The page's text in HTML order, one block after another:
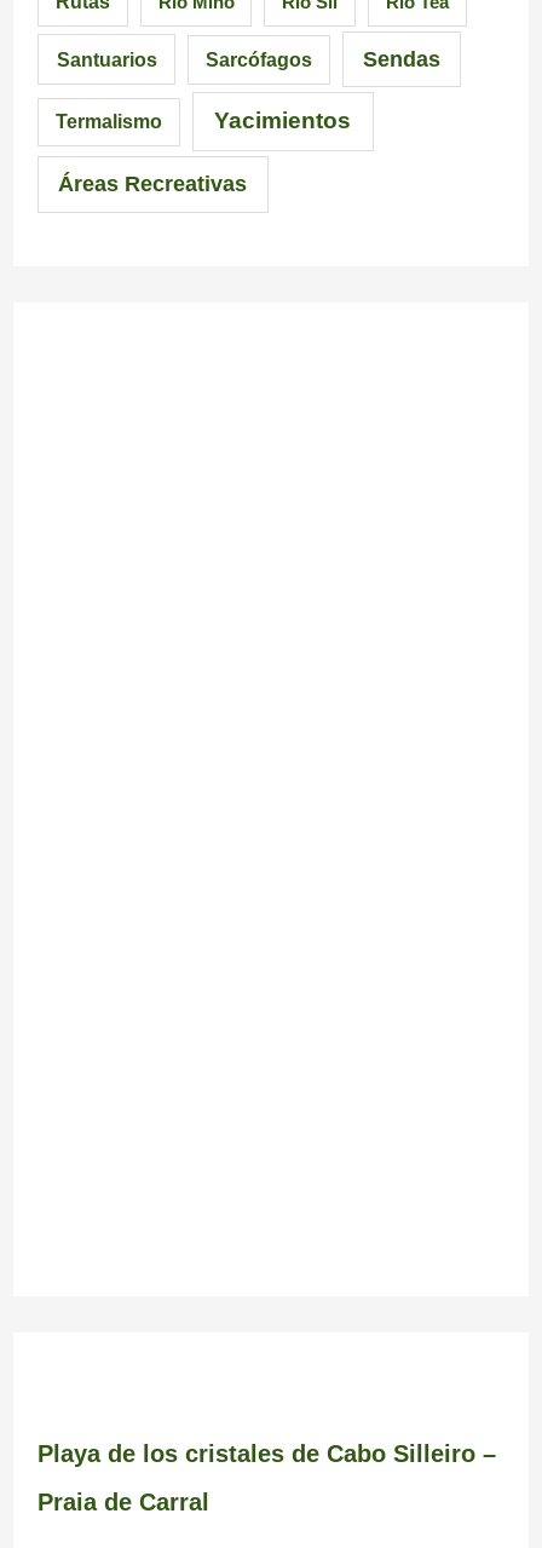
Santuarios Sarcófagos Sendas
Termalismo Yacimientos
Áreas Recreativas
Playa de los cristales de Cabo Silleiro –
Praia de Carral
l
a
n